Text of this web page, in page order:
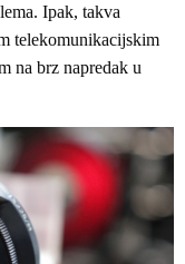
Ipak, takva
telekomunikacijskim
na brz napredak u